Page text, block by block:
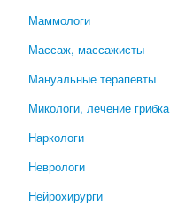
Маммологи
Массаж, массажисты
Мануальные терапевты
Микологи, лечение грибка
Наркологи
Неврологи
Нейрохирурги